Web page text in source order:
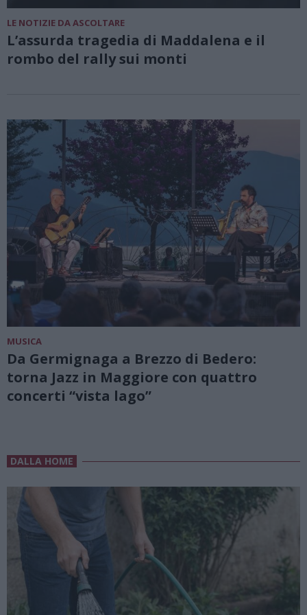
LE NOTIZIE DA ASCOLTARE
L’assurda tragedia di Maddalena e il
rombo del rally sui monti
MUSICA
Da Germignaga a Brezzo di Bedero:
torna Jazz in Maggiore con quattro
concerti “vista lago”
DALLA HOME